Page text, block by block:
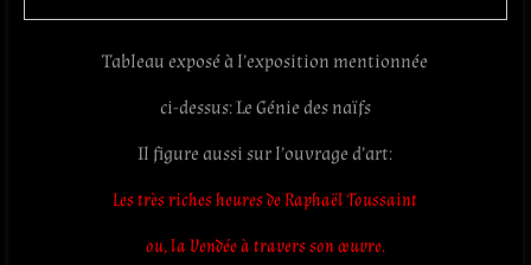
Tableau exposé à l’exposition mentionnée
ci-dessus: Le Génie des naïfs
Il figure aussi sur l’ouvrage d’art:
Les très riches heures de Raphaël Toussaint
ou, la Vendée à travers son œuvre.